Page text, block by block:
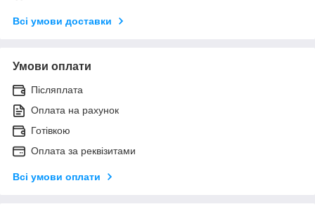
Всі умови доставки
Умови оплати
Післяплата
Оплата на рахунок
Готівкою
Оплата за реквізитами
Всі умови оплати